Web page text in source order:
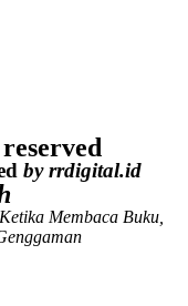
by rrdigital.id
Membaca Buku,